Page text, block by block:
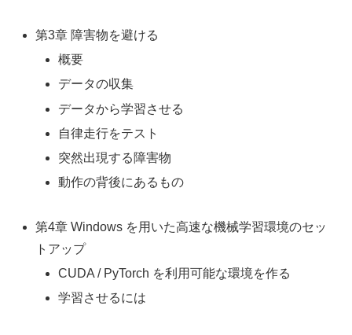
第3章 障害物を避ける
概要
データの収集
データから学習させる
自律走行をテスト
突然出現する障害物
動作の背後にあるもの
第4章 Windows を用いた高速な機械学習環境のセッ
トアップ
CUDA / PyTorch を利用可能な環境を作る
学習させるには